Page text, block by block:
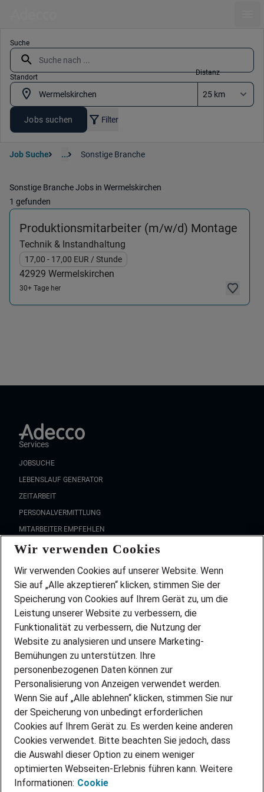
Suche
Standort
Distanz
Jobs suchen Filter
Job Suche ... Sonstige Branche
Sonstige Branche Jobs in Wermelskirchen
1 gefunden
Produktionsmitarbeiter (m/w/d) Montage
Technik & Instandhaltung
17,00 - 17,00 EUR / Stunde
42929 Wermelskirchen
30+ Tage her
Services
JOBSUCHE
LEBENSLAUF GENERATOR
ZEITARBEIT
PERSONALVERMITTLUNG
MITARBEITER EMPFEHLEN
FAQ
Wir stellen ein!
DEINE BERUFSGRUPPE
DEINE LEBENSSITUATION
PARTNERSHIP WITH AIRBUS
INITIATIV BEWERBEN
ÜBER UNS
STANDORTE
BLOG
PRESSE
KONTAKT
@Adecco 2026
Wir verwenden Cookies
Wir verwenden Cookies auf unserer Website. Wenn
Sie auf „Alle akzeptieren“ klicken, stimmen Sie der
Speicherung von Cookies auf Ihrem Gerät zu, um die
Leistung unserer Website zu verbessern, die
Funktionalität zu verbessern, die Nutzung der
Website zu analysieren und unsere Marketing-
Bemühungen zu unterstützen. Ihre
personenbezogenen Daten können zur
Personalisierung von Anzeigen verwendet werden.
Wenn Sie auf „Alle ablehnen“ klicken, stimmen Sie nur
der Speicherung von unbedingt erforderlichen
Cookies auf Ihrem Gerät zu. Es werden keine anderen
Cookies verwendet. Bitte beachten Sie jedoch, dass
die Auswahl dieser Option zu einem weniger
optimierten Webseiten-Erlebnis führen kann. Weitere
Informationen: Cookie